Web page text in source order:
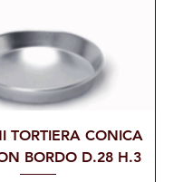
TORTIERA CONICA
BORDO D.28 H.3